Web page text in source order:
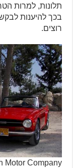
תלונות, למרות
בכך להיענות
רוצים.
Motor Company